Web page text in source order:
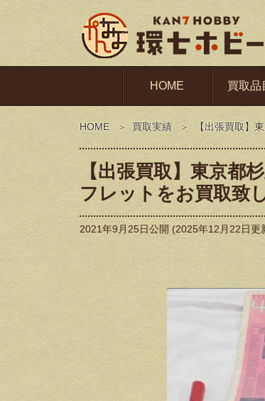
HOME 買取品
HOME 買取実績 【出張買取】
【出張買取】東京都
フレットをお買取致
2021年9月25日公開 (2025年12月22日更